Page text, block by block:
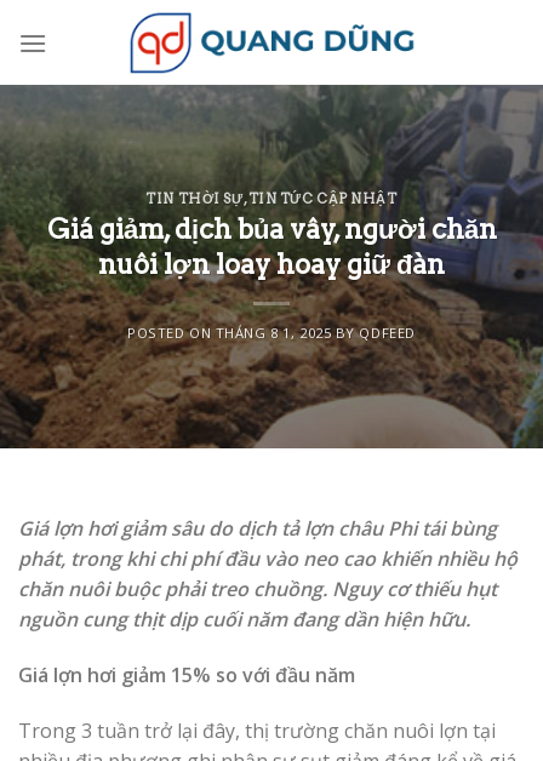
TIN THỜI SỰ,TIN TỨC CẬP NHẬT
Giá giảm, dịch bủa vây, người chăn
nuôi lợn loay hoay giữ đàn
POSTED ON THÁNG 8 1, 2025BYQDFEED
Giá lợn hơi giảm sâu do dịch tả lợn châu Phi tái bùng
phát, trong khi chi phí đầu vào neo cao khiến nhiều hộ
chăn nuôi buộc phải treo chuồng. Nguy cơ thiếu hụt
nguồn cung thịt dịp cuối năm đang dần hiện hữu.
Giá lợn hơi giảm 15% so với đầu năm
Trong 3 tuần trở lại đây, thị trường chăn nuôi lợn tại